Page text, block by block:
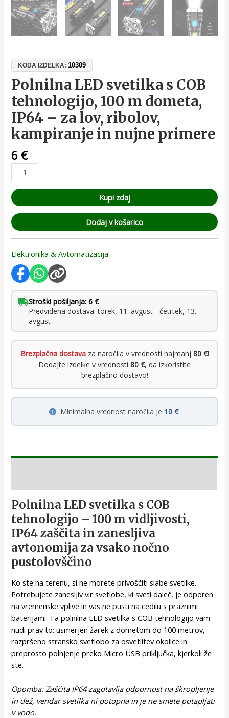
KODA IZDELKA:10309
Polnilna LED svetilka s COB
tehnologijo, 100 m dometa,
IP64 – za lov, ribolov,
kampiranje in nujne primere
6 €
Kupi zdaj
Dodaj v košarico
Elektronika & Avtomatizacija
Stroški pošiljanja: 6 €
Predvidena dostava: torek, 11. avgust - četrtek, 13.
avgust
Brezplačna dostavaza naročila v vrednosti najmanj 80 €!
Dodajte izdelke v vrednosti 80 €, da izkoristite
brezplačno dostavo!
Minimalna vrednost naročila je 10 €.
Polnilna LED svetilka s COB
tehnologijo – 100 m vidljivosti,
IP64 zaščita in zanesljiva
avtonomija za vsako nočno
pustolovščino
Ko ste na terenu, si ne morete privoščiti slabe svetilke.
Potrebujete zanesljiv vir svetlobe, ki sveti daleč, je odporen
na vremenske vplive in vas ne pusti na cedilu s praznimi
baterijami. Ta polnilna LED svetilka s COB tehnologijo vam
nudi prav to: usmerjen žarek z dometom do 100 metrov,
razpršeno stransko svetlobo za osvetlitev okolice in
preprosto polnjenje preko Micro USB priključka, kjerkoli že
ste.
Opomba: Zaščita IP64 zagotavlja odpornost na škropljenje
in dež, vendar svetilka ni potopna in je ne smete potapljati
v vodo.